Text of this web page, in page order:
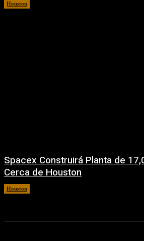
Houston
Spacex Construirá Planta de
Cerca de Houston
Houston